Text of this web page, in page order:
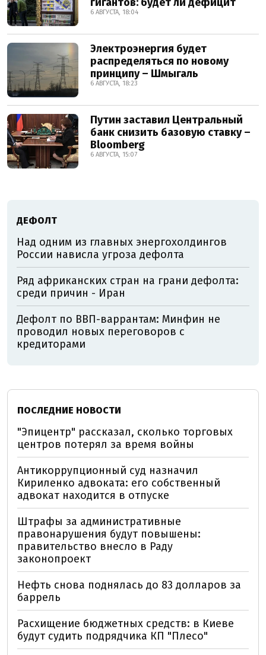
6 АВГУСТА, 18:04
Электроэнергия будет
распределяться по новому
принципу – Шмыгаль
6 АВГУСТА, 18:23
Путин заставил Центральный
банк снизить базовую ставку –
Bloomberg
6 АВГУСТА, 15:07
ДЕФОЛТ
Над одним из главных энергохолдингов
России нависла угроза дефолта
Ряд африканских стран на грани дефолта:
среди причин - Иран
Дефолт по ВВП-варрантам: Минфин не
проводил новых переговоров с
кредиторами
ПОСЛЕДНИЕ НОВОСТИ
"Эпицентр" рассказал, сколько торговых
центров потерял за время войны
Антикоррупционный суд назначил
Кириленко адвоката: его собственный
адвокат находится в отпуске
Штрафы за административные
правонарушения будут повышены:
правительство внесло в Раду
законопроект
Нефть снова поднялась до 83 долларов за
баррель
Расхищение бюджетных средств: в Киеве
будут судить подрядчика КП "Плесо"